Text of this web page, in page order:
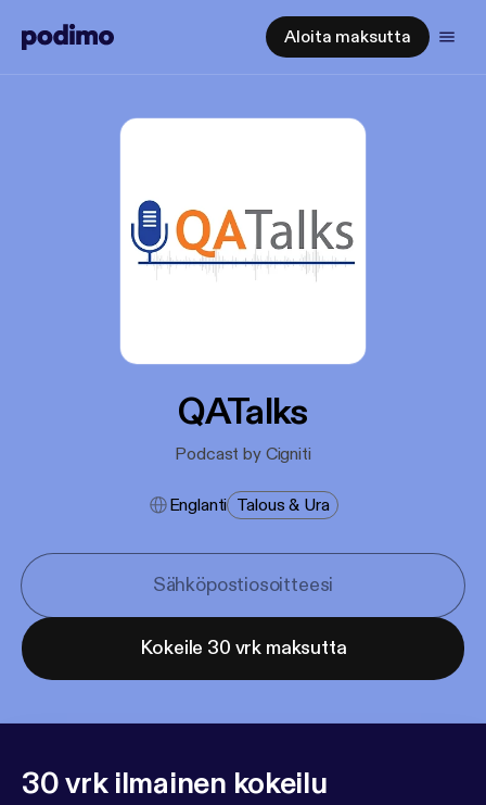
Aloita maksutta
QATalks
Podcast by Cigniti
Englanti Talous & Ura
Kokeile 30 vrk maksutta
30 vrk ilmainen kokeilu